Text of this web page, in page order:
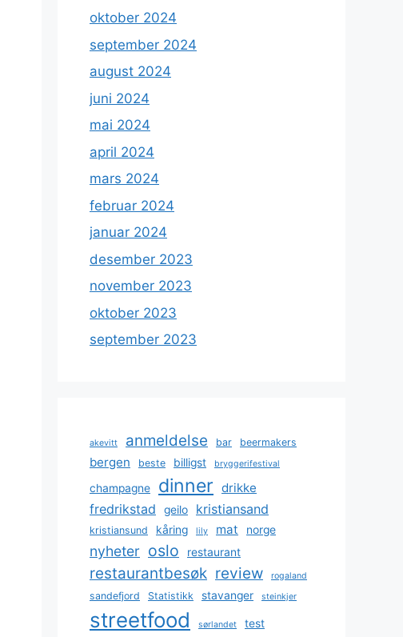
oktober 2024
september 2024
august 2024
juni 2024
mai 2024
april 2024
mars 2024
februar 2024
januar 2024
desember 2023
november 2023
oktober 2023
september 2023
akevitt anmeldelse bar beermakers
bergen beste billigst bryggerifestival
champagne dinner drikke
fredrikstad geilo kristiansand
kristiansund kåring lily mat norge
nyheter oslo restaurant
restaurantbesøk review rogaland
sandefjord Statistikk stavanger steinkjer
streetfood sørlandet test